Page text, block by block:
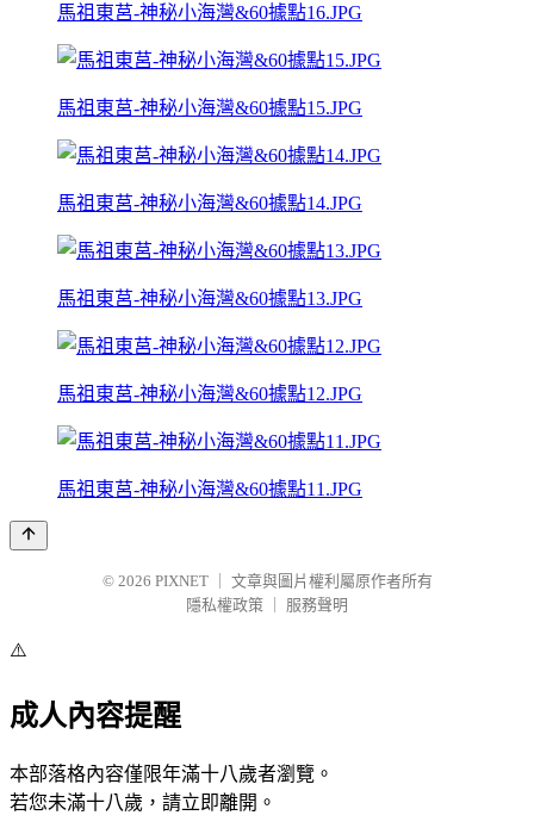
馬祖東莒-神秘小海灣&60據點16.JPG
馬祖東莒-神秘小海灣&60據點15.JPG
馬祖東莒-神秘小海灣&60據點14.JPG
馬祖東莒-神秘小海灣&60據點13.JPG
馬祖東莒-神秘小海灣&60據點12.JPG
馬祖東莒-神秘小海灣&60據點11.JPG
© 2026 PIXNET
文章與圖片權利屬原作者所有
隱私權政策
服務聲明
⚠️
成人內容提醒
本部落格內容僅限年滿十八歲者瀏覽。
若您未滿十八歲，請立即離開。